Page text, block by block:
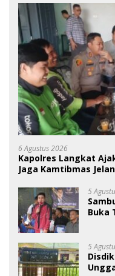
6 Agustus 2026
Kapolres Langkat
Jaga Kamtibmas
5
Buka
5